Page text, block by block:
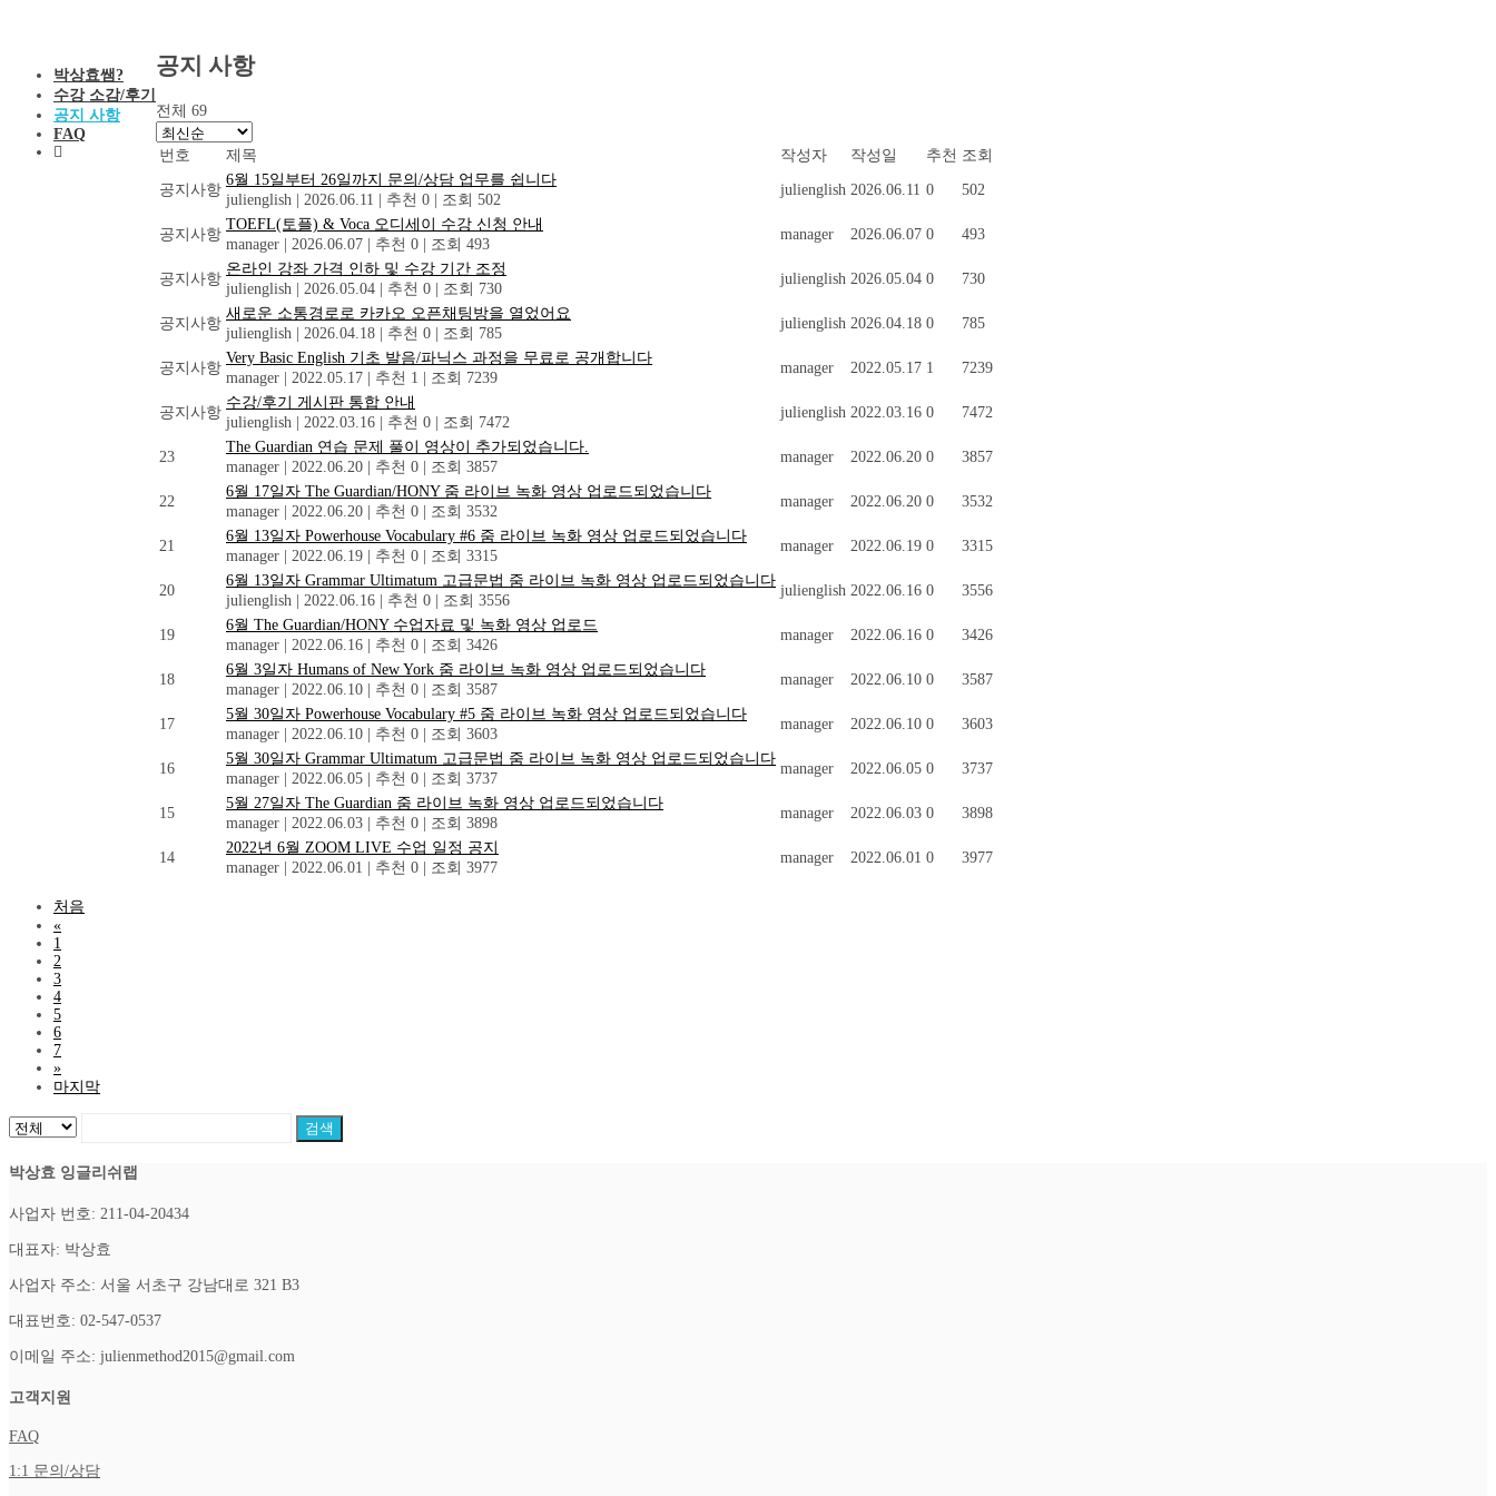
박상효쌤?
수강 소감/후기
공지 사항
FAQ
공지 사항
전체 69
번호 제목 작성자 작성일 추천 조회
공지사항
6월 15일부터 26일까지 문의/상담 업무를 쉽니다
julienglish
2026.06.11 추천 0 조회 502
julienglish 2026.06.11 0 502
공지사항
TOEFL(토플) & Voca 오디세이 수강 신청 안내
manager
2026.06.07 추천 0 조회 493
manager 2026.06.07 0 493
공지사항
온라인 강좌 가격 인하 및 수강 기간 조정
julienglish
2026.05.04 추천 0 조회 730
julienglish 2026.05.04 0 730
공지사항
새로운 소통경로로 카카오 오픈채팅방을 열었어요
julienglish
2026.04.18 추천 0 조회 785
julienglish 2026.04.18 0 785
공지사항
Very Basic English 기초 발음/파닉스 과정을 무료로 공개합니다
manager
2022.05.17 추천 1 조회 7239
manager 2022.05.17 1 7239
공지사항
수강/후기 게시판 통합 안내
julienglish
2022.03.16 추천 0 조회 7472
julienglish 2022.03.16 0 7472
23
The Guardian 연습 문제 풀이 영상이 추가되었습니다.
manager
2022.06.20 추천 0 조회 3857
manager 2022.06.20 0 3857
22
6월 17일자 The Guardian/HONY 줌 라이브 녹화 영상 업로드되었습니다
manager
2022.06.20 추천 0 조회 3532
manager 2022.06.20 0 3532
21
6월 13일자 Powerhouse Vocabulary #6 줌 라이브 녹화 영상 업로드되었습니다
manager
2022.06.19 추천 0 조회 3315
manager 2022.06.19 0 3315
20
6월 13일자 Grammar Ultimatum 고급문법 줌 라이브 녹화 영상 업로드되었습니다
julienglish
2022.06.16 추천 0 조회 3556
julienglish 2022.06.16 0 3556
19
6월 The Guardian/HONY 수업자료 및 녹화 영상 업로드
manager
2022.06.16 추천 0 조회 3426
manager 2022.06.16 0 3426
18
6월 3일자 Humans of New York 줌 라이브 녹화 영상 업로드되었습니다
manager
2022.06.10 추천 0 조회 3587
manager 2022.06.10 0 3587
17
5월 30일자 Powerhouse Vocabulary #5 줌 라이브 녹화 영상 업로드되었습니다
manager
2022.06.10 추천 0 조회 3603
manager 2022.06.10 0 3603
16
5월 30일자 Grammar Ultimatum 고급문법 줌 라이브 녹화 영상 업로드되었습니다
manager
2022.06.05 추천 0 조회 3737
manager 2022.06.05 0 3737
15
5월 27일자 The Guardian 줌 라이브 녹화 영상 업로드되었습니다
manager
2022.06.03 추천 0 조회 3898
manager 2022.06.03 0 3898
14
2022년 6월 ZOOM LIVE 수업 일정 공지
manager
2022.06.01 추천 0 조회 3977
manager 2022.06.01 0 3977
처음
«
1
2
3
4
5
6
7
»
마지막
검색
박상효 잉글리쉬랩
사업자 번호: 211-04-20434
대표자: 박상효
사업자 주소: 서울 서초구 강남대로 321 B3
대표번호: 02-547-0537
이메일 주소: julienmethod2015@gmail.com
고객지원
FAQ
1:1 문의/상담